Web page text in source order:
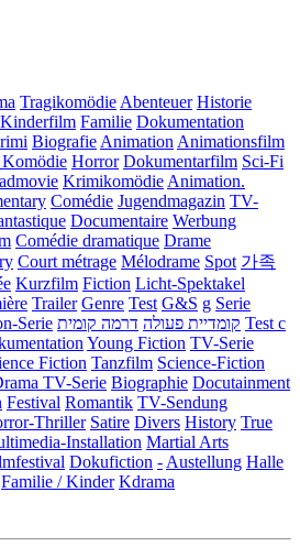
Tragikomödie Abenteuer Historie
Kinderfilm Familie Dokumentation
Biografie Animation Animationsfilm
Komödie Horror Dokumentarfilm Sci-Fi
Krimikomödie Animation.
Comédie Jugendmagazin TV-
Documentaire Werbung
Comédie dramatique Drame
Court métrage Mélodrame Spot 가족
Kurzfilm Fiction Licht-Spektakel
Trailer Genre Test G&S g Serie
Serie קומדיית פעולה דרמה קומית
Test c
Young Fiction TV-Serie
Fiction Tanzfilm Science-Fiction
TV-Serie Biographie Docutainment
Festival Romantik TV-Sendung
Thriller Satire Divers History True
Installation Martial Arts
Dokufiction - Austellung Halle
Familie / Kinder Kdrama